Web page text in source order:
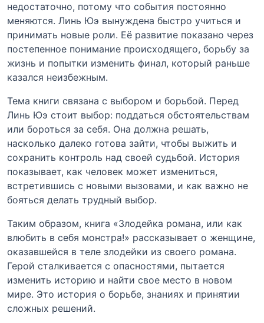
недостаточно, потому что события постоянно
меняются. Линь Юэ вынуждена быстро учиться и
принимать новые роли. Её развитие показано через
постепенное понимание происходящего, борьбу за
жизнь и попытки изменить финал, который раньше
казался неизбежным.
Тема книги связана с выбором и борьбой. Перед
Линь Юэ стоит выбор: поддаться обстоятельствам
или бороться за себя. Она должна решать,
насколько далеко готова зайти, чтобы выжить и
сохранить контроль над своей судьбой. История
показывает, как человек может измениться,
встретившись с новыми вызовами, и как важно не
бояться делать трудный выбор.
Таким образом, книга «Злодейка романа, или как
влюбить в себя монстра!» рассказывает о женщине,
оказавшейся в теле злодейки из своего романа.
Герой сталкивается с опасностями, пытается
изменить историю и найти свое место в новом
мире. Это история о борьбе, знаниях и принятии
сложных решений.